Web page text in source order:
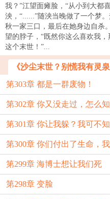
我？”江望面瘫脸，“从小到大都
泱，“......”随泱当晚做了一个梦
秋一家三口，最后在她身边自杀
望的脖子，“既然你这么喜欢我
这个末世！”...
《沙尘末世？别慌我有灵
第303章 都是一群废物！
第302章 你又没走过，怎么
第301章 你让我躲？我可不
第300章 你们付出了生命，
第299章 海博士想让我们死
第298章 变脸